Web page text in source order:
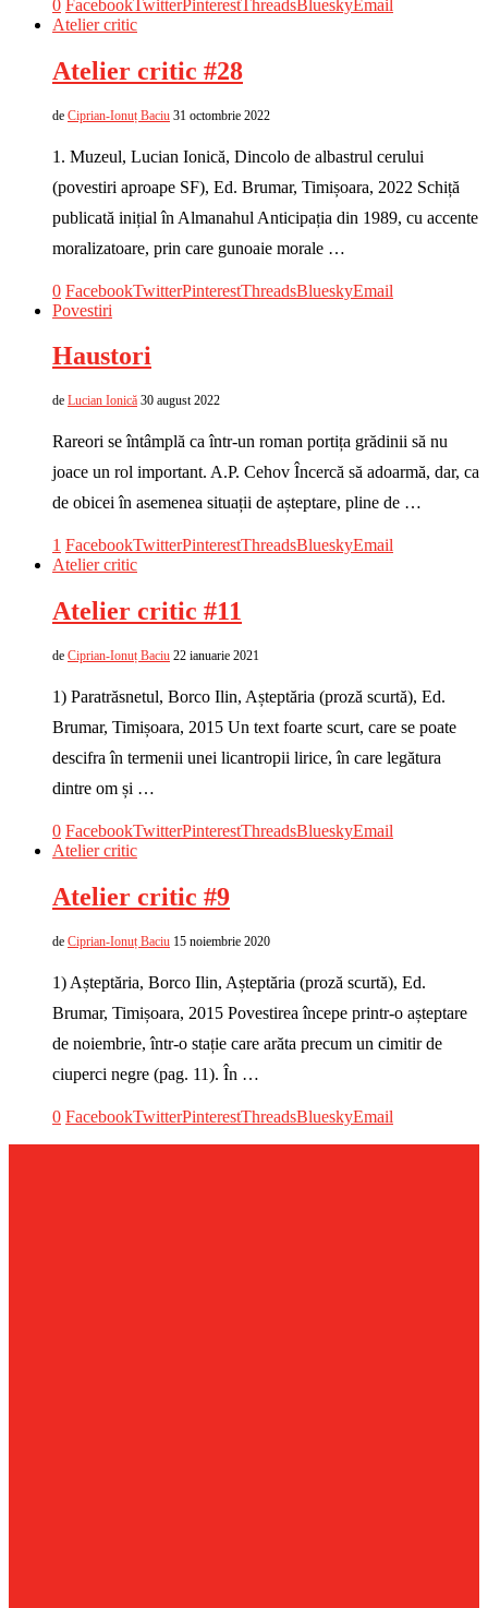
0 FacebookTwitterPinterestThreadsBlueskyEmail
Atelier critic
Atelier critic #28
de Ciprian-Ionuț Baciu 31 octombrie 2022
1. Muzeul, Lucian Ionică, Dincolo de albastrul cerului
(povestiri aproape SF), Ed. Brumar, Timișoara, 2022 Schiță
publicată inițial în Almanahul Anticipația din 1989, cu accente
moralizatoare, prin care gunoaie morale …
0 FacebookTwitterPinterestThreadsBlueskyEmail
Povestiri
Haustori
de Lucian Ionică 30 august 2022
Rareori se întâmplă ca într-un roman portița grădinii să nu
joace un rol important. A.P. Cehov Încercă să adoarmă, dar, ca
de obicei în asemenea situații de așteptare, pline de …
1 FacebookTwitterPinterestThreadsBlueskyEmail
Atelier critic
Atelier critic #11
de Ciprian-Ionuț Baciu 22 ianuarie 2021
1) Paratrăsnetul, Borco Ilin, Așteptăria (proză scurtă), Ed.
Brumar, Timișoara, 2015 Un text foarte scurt, care se poate
descifra în termenii unei licantropii lirice, în care legătura
dintre om și …
0 FacebookTwitterPinterestThreadsBlueskyEmail
Atelier critic
Atelier critic #9
de Ciprian-Ionuț Baciu 15 noiembrie 2020
1) Așteptăria, Borco Ilin, Așteptăria (proză scurtă), Ed.
Brumar, Timișoara, 2015 Povestirea începe printr-o așteptare
de noiembrie, într-o stație care arăta precum un cimitir de
ciuperci negre (pag. 11). În …
0 FacebookTwitterPinterestThreadsBlueskyEmail